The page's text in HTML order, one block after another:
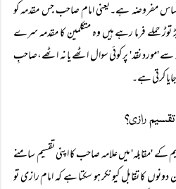
مفروضہ ہے۔یعنی امام صاحب جس مقدمہ کو
حملے فرما رہے ہیں وہ متکلمین کا مقدمہ سرے
نقد' پر کوئی سوال اٹھے یا نہ اٹھے،صاحبِ
کرتی ہے۔
رازی؟
کے 'مقابلہ' میں علامہ صاحب کا اپنی تقسیم سامنے
دونوں کا تقابل کیونکر ہو سکتا ہے کہ امام رازی تو